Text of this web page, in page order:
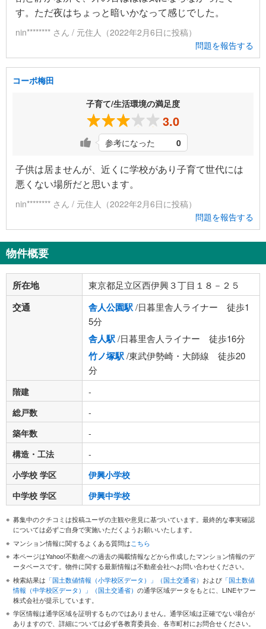
す。ただ夜はちょっと暗いかなって感じでした。
nin******** さん / 元住人（2022年2月6日に投稿）
問題を報告する
コーポ梅田
子育て/生活環境の満足度
3.0
参考になった 0
子供は居ませんが、近くに学校があり子育て世代には
悪くない場所だと思います。
nin******** さん / 元住人（2022年2月6日に投稿）
問題を報告する
物件概要
所在地 東京都足立区西伊興３丁目１８－２５
交通 舎人公園駅/日暮里舎人ライナー 徒歩1
5分
舎人駅/日暮里舎人ライナー 徒歩16分
竹ノ塚駅/東武伊勢崎・大師線 徒歩20
分
階建
-
総戸数
-
築年数
-
構造・工法
-
小学校 学区
伊興小学校
中学校 学区
伊興中学校
募集中のクチコミは投稿ユーザの主観や意見に基づいています。最終的な事実確認
については必ずご自身で実施いただくようお願いいたします。
マンション情報に関するよくある質問はこちら
本ページはYahoo!不動産への過去の掲載情報などから作成したマンション情報のデ
ータベースです。物件に関する最新情報は不動産会社へお問い合わせください。
検索結果は 「国土数値情報（小学校区データ）」（国土交通省） および 「国土数値
情報（中学校区データ）」（国土交通省） の通学区域データをもとに、LINEヤフー
株式会社が提示しています。
学区情報は通学区域を証明するものではありません。通学区域は正確でない場合が
ありますので、詳細については必ず各教育委員会、各市町村にお問合せください。